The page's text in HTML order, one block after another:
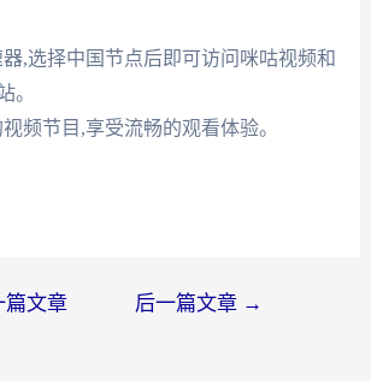
,选择中国节点后即可访问咪咕视频和
。
频节目,享受流畅的观看体验。
篇文章 后一篇文章 →